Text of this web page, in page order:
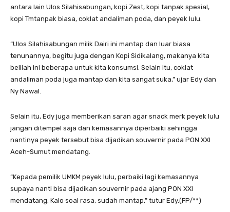
antara lain Ulos Silahisabungan, kopi Zest, kopi tanpak spesial,
kopi Tmtanpak biasa, coklat andaliman poda, dan peyek lulu.
“Ulos Silahisabungan milik Dairi ini mantap dan luar biasa
tenunannya, begitu juga dengan Kopi Sidikalang, makanya kita
belilah ini beberapa untuk kita konsumsi. Selain itu, coklat
andaliman poda juga mantap dan kita sangat suka,” ujar Edy dan
Ny Nawal.
Selain itu, Edy juga memberikan saran agar snack merk peyek lulu
jangan ditempel saja dan kemasannya diperbaiki sehingga
nantinya peyek tersebut bisa dijadikan souvernir pada PON XXI
Aceh-Sumut mendatang.
“Kepada pemilik UMKM peyek lulu, perbaiki lagi kemasannya
supaya nanti bisa dijadikan souvernir pada ajang PON XXI
mendatang. Kalo soal rasa, sudah mantap,” tutur Edy.(FP/**)